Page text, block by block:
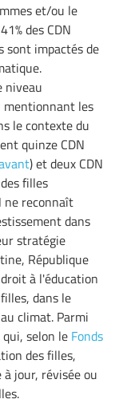
et/ou le
des CDN
sont impactés de
niveau
mentionnant les
le contexte du
quinze CDN
) et deux CDN
filles
ne reconnaît
dans
stratégie
République
à l'éducation
dans le
climat. Parmi
selon le Fonds
des filles,
à jour, révisée ou